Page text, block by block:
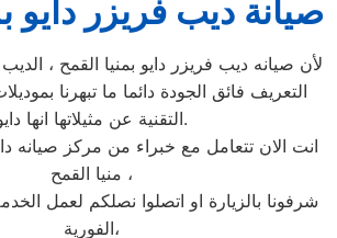
صيانة ديب فريزر دايو
لأن صيانه ديب فريزر دايو بمنيا القمح ،
التعريف فائق الجودة دائما ما تبهرنا
التقنية عن مثيلاتها انها دايو.
انت الان تتعامل مع خبراء من مركز صيانه
منيا القمح ،
شرفونا بالزيارة او اتصلوا نصلكم لعمل
الفورية،